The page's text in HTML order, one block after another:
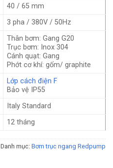
40 / 65 mm
3 pha / 380V / 50Hz
Thân bơm: Gang G20
Trục bơm: Inox 304
Cánh quạt: Gang
Phớt cơ khí: gốm/ graphite
Lớp cách điện F
Bảo vệ IP55
Italy Standard
12 tháng
Danh mục: Bơm trục ngang Redpump